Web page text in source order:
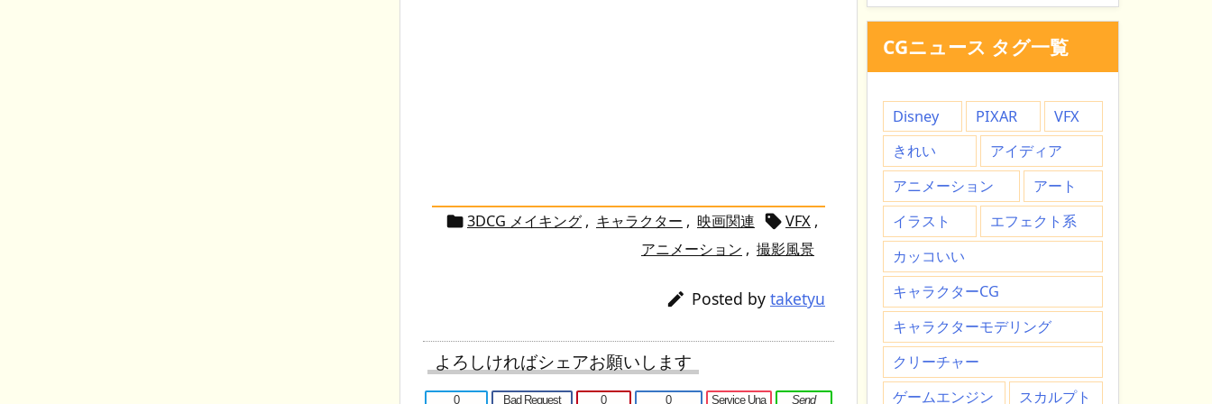
3DCG メイキング , キャラクター , 映画関連 VFX ,
アニメーション , 撮影風景
 Posted by taketyu
よろしければシェアお願いします
0 Bad Request 0 0 Service Una Send
CGニュース タグ一覧
Disney PIXAR
VFX
きれい
アイディア
アニメーション
アート
イラスト
エフェクト系
カッコいい
キャラクターCG
キャラクターモデリング
クリーチャー
ゲームエンジン
スカルプト